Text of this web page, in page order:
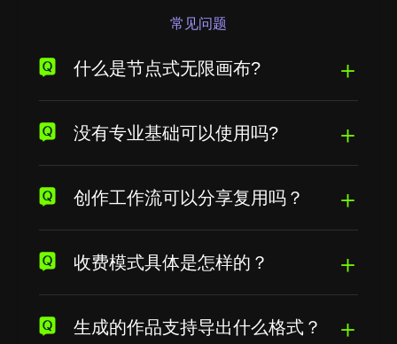
常见问题
什么是节点式无限画布?
没有专业基础可以使用吗?
创作工作流可以分享复用吗？
收费模式具体是怎样的？
生成的作品支持导出什么格式？